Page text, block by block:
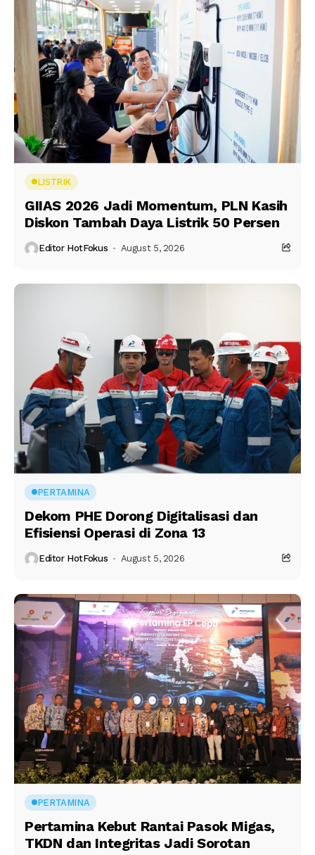
LISTRIK
GIIAS 2026 Jadi Momentum, PLN Kasih
Diskon Tambah Daya Listrik 50 Persen
Editor HotFokus August 5, 2026
PERTAMINA
Dekom PHE Dorong Digitalisasi dan
Efisiensi Operasi di Zona 13
Editor HotFokus August 5, 2026
PERTAMINA
Pertamina Kebut Rantai Pasok Migas,
TKDN dan Integritas Jadi Sorotan